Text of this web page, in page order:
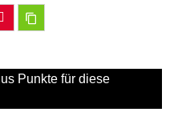
Punkte für diese